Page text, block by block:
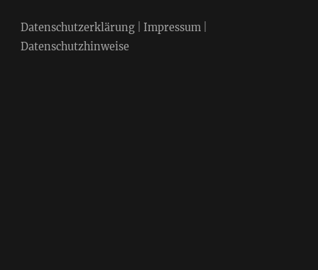
Datenschutzerklärung| Impressum|
Datenschutzhinweise